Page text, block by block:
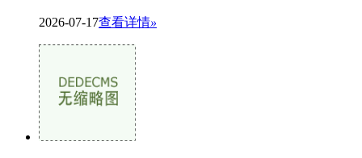
2026-07-17查看详情»